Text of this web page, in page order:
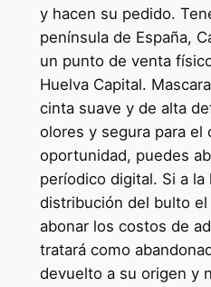
y hacen su pedido.
península de España,
un punto de venta
Huelva Capital.
cinta suave y de alta
olores y segura para el
oportunidad, puedes
períodico digital. Si a la
distribución del bulto
abonar los costos de
tratará como
devuelto a su origen y